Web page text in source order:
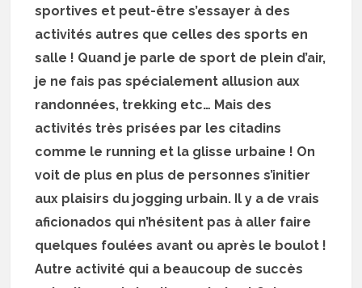
sportives et peut-être s’essayer à des
activités autres que celles des sports en
salle ! Quand je parle de sport de plein d’air,
je ne fais pas spécialement allusion aux
randonnées, trekking etc… Mais des
activités très prisées par les citadins
comme le running et la glisse urbaine ! On
voit de plus en plus de personnes s’initier
aux plaisirs du jogging urbain. Il y a de vrais
aficionados qui n’hésitent pas à aller faire
quelques foulées avant ou après le boulot !
Autre activité qui a beaucoup de succès